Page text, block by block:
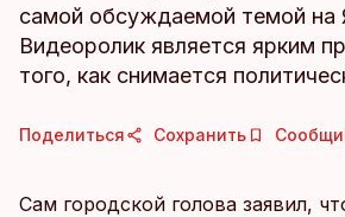
самой обсуждаемой темой на
Видеоролик является ярким
того, как снимается
Поделиться Сохранить Сообщи
Сам городской голова заявил,